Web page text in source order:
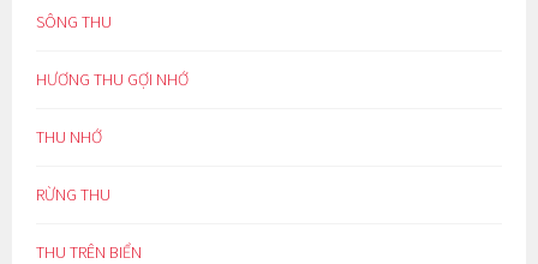
SÔNG THU
HƯƠNG THU GỢI NHỚ
THU NHỚ
RỪNG THU
THU TRÊN BIỂN